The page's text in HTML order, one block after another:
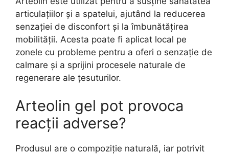
articulațiilor și a spatelui, ajutând la reducerea
senzației de disconfort și la îmbunătățirea
mobilității. Acesta poate fi aplicat local pe
zonele cu probleme pentru a oferi o senzație de
calmare și a sprijini procesele naturale de
regenerare ale țesuturilor.
Arteolin gel pot provoca
reacții adverse?
Produsul are o compoziție naturală, iar potrivit